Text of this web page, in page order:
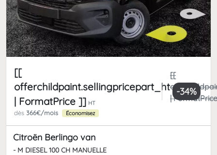
[[
offerchildpaint.sellingpricepart_ht
| FormatPrice ]] HT
[[
|
dès 366€/mois Économisez
-34%
Citroën Berlingo van
- M DIESEL 100 CH MANUELLE